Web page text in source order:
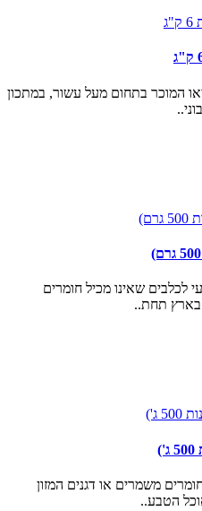
המוכר בתחום מעל עשור, במתכון
לכלבים שאינו מכיל חומרים
בארץ תחת..
100% טבעי ללא חומרים משמרים או דגנים המזון
הטבע..